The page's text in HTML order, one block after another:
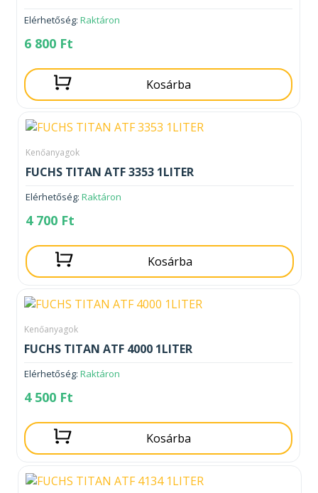
Elérhetőség: Raktáron
6 800 Ft
Kosárba
Kenőanyagok
FUCHS TITAN ATF 3353 1LITER
Elérhetőség: Raktáron
4 700 Ft
Kosárba
Kenőanyagok
FUCHS TITAN ATF 4000 1LITER
Elérhetőség: Raktáron
4 500 Ft
Kosárba